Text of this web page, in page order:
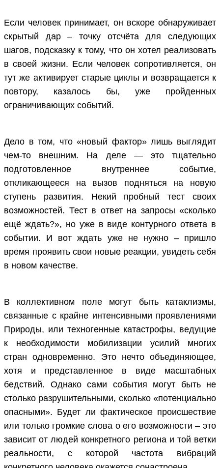
Если человек принимает, он вскоре обнаруживает
скрытый дар – точку отсчёта для следующих
шагов, подсказку к тому, что он хотел реализовать
в своей жизни. Если человек сопротивляется, он
тут же активирует старые циклы и возвращается к
повтору, казалось бы, уже пройденных
ограничивающих событий.
Дело в том, что «новый фактор» лишь выглядит
чем-то внешним. На деле — это тщательно
подготовленное внутреннее событие,
откликающееся на вызов подняться на новую
ступень развития. Некий пробный тест своих
возможностей. Тест в ответ на запросы «сколько
ещё ждать?», но уже в виде контурного ответа в
событии. И вот ждать уже не нужно – пришло
время проявить свои новые реакции, увидеть себя
в новом качестве.
В коллективном поле могут быть катаклизмы,
связанные с крайне интенсивными проявлениями
Природы, или техногенные катастрофы, ведущие
к необходимости мобилизации усилий многих
стран одновременно. Это нечто объединяющее,
хотя и представленное в виде масштабных
бедствий. Однако сами события могут быть не
столько разрушительными, сколько «потенциально
опасными». Будет ли фактическое происшествие
или только громкие слова о его возможности – это
зависит от людей конкретного региона и той ветки
реальности, с которой частота вибраций